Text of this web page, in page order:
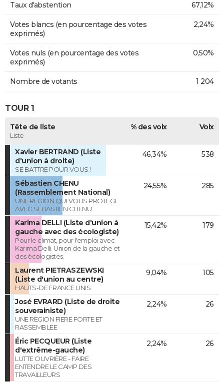
Taux d'abstention 67,12%
Votes blancs (en pourcentage des votes
exprimés)
2,24%
Votes nuls (en pourcentage des votes
exprimés)
0,50%
Nombre de votants 1 204
TOUR 1
Tête de liste
Liste
% des voix Voix
Xavier BERTRAND (Liste
d'union à droite)
SE BATTRE POUR VOUS !
46,34% 538
Sébastien CHENU
(Rassemblement National)
UNE REGION QUI VOUS PROTEGE
AVEC SEBASTIEN CHENU
24,55% 285
Karima DELLI (Liste d'union à
gauche avec des écologiste)
Pour le climat, pour l'emploi avec
Karima Delli. Union de la gauche et
des écologistes.
15,42% 179
Laurent PIETRASZEWSKI
(Liste d'union au centre)
HAUTS-DE FRANCE UNIS
9,04% 105
José EVRARD (Liste de droite
souverainiste)
UNE REGION FIERE FORTE ET
RASSEMBLEE
2,24% 26
Éric PECQUEUR (Liste
d'extrême-gauche)
LUTTE OUVRIÈRE - FAIRE
ENTENDRE LE CAMP DES
TRAVAILLEURS
2,24% 26